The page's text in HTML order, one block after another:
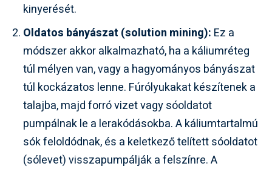
kinyerését.
Oldatos bányászat (solution mining): Ez a
módszer akkor alkalmazható, ha a káliumréteg
túl mélyen van, vagy a hagyományos bányászat
túl kockázatos lenne. Fúrólyukakat készítenek a
talajba, majd forró vizet vagy sóoldatot
pumpálnak le a lerakódásokba. A káliumtartalmú
sók feloldódnak, és a keletkező telített sóoldatot
(sólevet) visszapumpálják a felszínre. A